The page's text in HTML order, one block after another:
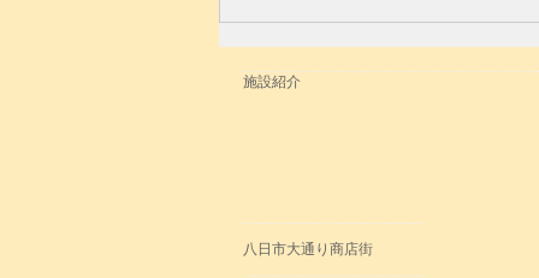
末音売り出し2024!」
施設紹介
八日市大通り商店街